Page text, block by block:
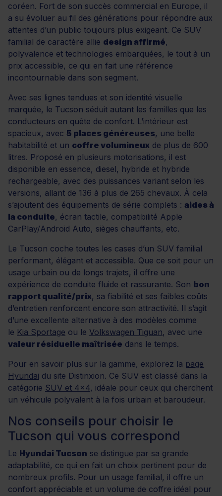
coréen. Fort de son succès commercial en Europe, il
a su évoluer au fil des générations pour répondre aux
attentes d’un public toujours plus exigeant. Ce SUV
familial de caractère allie design affirmé,
polyvalence et technologies embarquées, le tout à un
prix accessible, ce qui en fait une référence
incontournable dans son segment.
Avec ses lignes tendues et son identité visuelle
marquée, le Tucson séduit autant les familles que les
conducteurs en quête de confort. L’intérieur est
spacieux, avec 5 places généreuses, une belle
habitabilité et un coffre volumineux de plus de 600
litres. Proposé en plusieurs motorisations, il est
disponible en essence, diesel, hybride et hybride
rechargeable, avec des puissances variant selon les
versions, allant de 136 à plus de 265 chevaux. À cela
s’ajoutent des équipements de série complets : aides à
la conduite, écran tactile, compatibilité Apple
CarPlay/Android Auto, sièges chauffants, etc.
Le Tucson coche toutes les cases d’un SUV familial
performant, élégant et accessible. Que ce soit pour un
usage urbain ou de longs trajets, il offre une
expérience de conduite fluide et rassurante. Son bon
rapport qualité/prix, sa fiabilité et ses faibles coûts
d’entretien renforcent encore son attractivité. Il s’agit
d’une excellente alternative à des modèles comme
le Kia Sportage ou le Volkswagen Tiguan, avec une
valeur résiduelle maîtrisée dans le temps.
Pour en savoir plus sur la gamme, explorez la page
Hyundai du site Distinxion. Ce SUV est classé dans la
catégorie SUV et 4x4, idéale pour ceux qui cherchent
un véhicule polyvalent à la fois urbain et baroudeur.
Nos conseils pour choisir le
Tucson qui vous correspond
Le Hyundai Tucson se distingue par sa grande
adaptabilité, ce qui en fait un choix pertinent pour de
nombreux profils. Pour un usage familial, il offre un
confort appréciable et un volume de coffre idéal pour